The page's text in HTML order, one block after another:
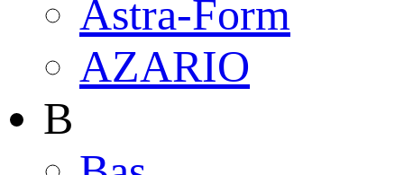
Astra-Form
AZARIO
B